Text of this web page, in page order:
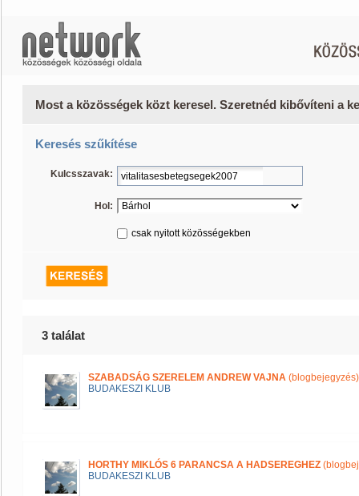
Most a közösségek közt keresel. Szeretnéd kibővíteni a
Keresés szűkítése
Kulcsszavak:
Hol:
csak nyitott közösségekben
3 találat
SZABADSÁG SZERELEM ANDREW VAJNA (blogbejegyzés)
BUDAKESZI KLUB
HORTHY MIKLÓS 6 PARANCSA A HADSEREGHEZ
BUDAKESZI KLUB